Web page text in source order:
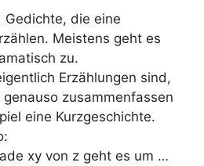
Gedichte, die eine
Meistens geht es
zu.
Erzählungen sind,
zusammenfassen
eine Kurzgeschichte.
xy von z geht es um …